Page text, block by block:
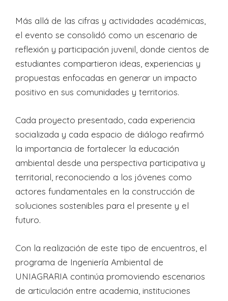
Más allá de las cifras y actividades académicas,
el evento se consolidó como un escenario de
reflexión y participación juvenil, donde cientos de
estudiantes compartieron ideas, experiencias y
propuestas enfocadas en generar un impacto
positivo en sus comunidades y territorios.
Cada proyecto presentado, cada experiencia
socializada y cada espacio de diálogo reafirmó
la importancia de fortalecer la educación
ambiental desde una perspectiva participativa y
territorial, reconociendo a los jóvenes como
actores fundamentales en la construcción de
soluciones sostenibles para el presente y el
futuro.
Con la realización de este tipo de encuentros, el
programa de Ingeniería Ambiental de
UNIAGRARIA continúa promoviendo escenarios
de articulación entre academia, instituciones